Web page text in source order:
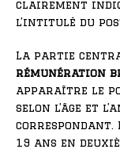
clairement
l’intitulé du
La partie
rémunération
apparaître le
selon l’âge et
correspondant.
19 ans en